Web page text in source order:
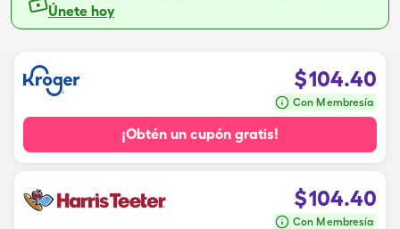
Únete hoy
$104.40
Con Membresía
¡Obtén un cupón gratis!
$104.40
Con Membresía